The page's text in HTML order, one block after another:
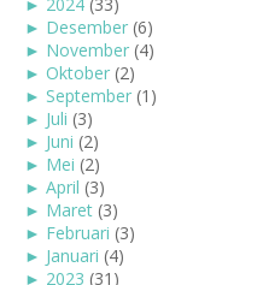
► Desember (6)
► November (4)
► Oktober (2)
► September (1)
► Juli (3)
► Juni (2)
► Mei (2)
► April (3)
► Maret (3)
► Februari (3)
► Januari (4)
► 2023 (31)